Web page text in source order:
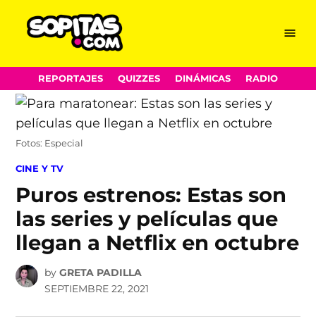
Skip
to
content
Menu
REPORTAJES QUIZZES DINÁMICAS RADIO
Fotos: Especial
POSTED
CINE Y TV
Puros estrenos: Estas son
las series y películas que
llegan a Netflix en octubre
by GRETA PADILLA
SEPTIEMBRE 22, 2021